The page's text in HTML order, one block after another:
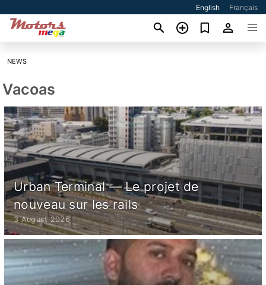
English Français
NEWS
Vacoas
Urban Terminal — Le projet de
nouveau sur les rails
3 August 2026